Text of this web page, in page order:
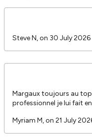
Steve N, on 30 July 2026
Margaux toujours au
professionnel je lui fait
Myriam M, on 21 July